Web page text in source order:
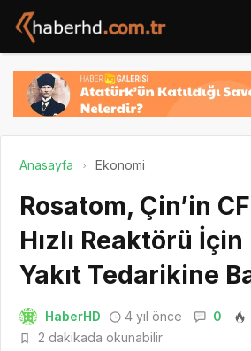
Anasayfa Ekonomi
Rosatom, Çin’in
Hızlı Reaktörü
Yakıt Tedarikine
HaberHD 4 yıl önce 0
2 dakikada okunabilir